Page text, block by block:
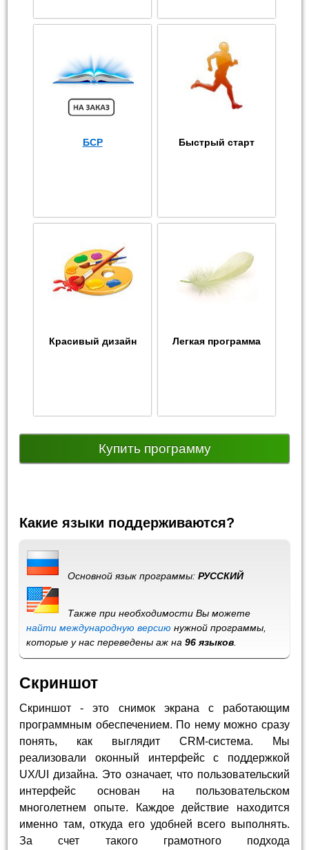
БСР Быстрый старт
Красивый дизайн Легкая программа
Купить программу
Какие языки поддерживаются?
Основной язык программы:РУССКИЙ
Также при необходимости Вы можете
найти международную версию нужной программы,
которые у нас переведены аж на96 языков
Скриншот
Скриншот - это снимок экрана с работающим
программным обеспечением. По нему можно сразу
понять, как выглядит CRM-система. Мы
реализовали оконный интерфейс с поддержкой
UX/UI дизайна. Это означает, что пользовательский
интерфейс основан на пользовательском
многолетнем опыте. Каждое действие находится
именно там, откуда его удобней всего выполнять.
За счет такого грамотного подхода